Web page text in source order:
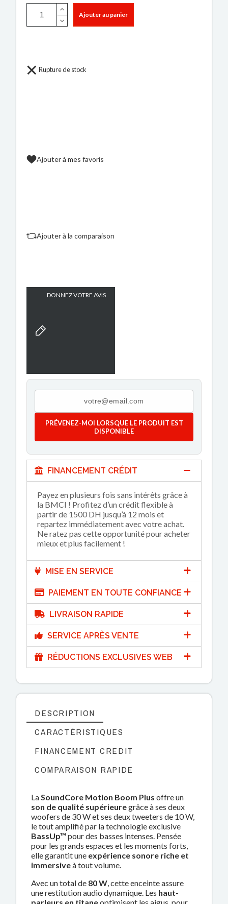
Ajouter au panier
Rupture de stock
Ajouter à mes favoris
Ajouter à la comparaison
DONNEZ VOTRE AVIS
PRÉVENEZ-MOI LORSQUE LE PRODUIT EST
DISPONIBLE
FINANCEMENT CRÉDIT
Payez en plusieurs fois sans intérêts grâce à
la BMCI ! Profitez d’un crédit flexible à
partir de 1500 DH jusqu’à 12 mois et
repartez immédiatement avec votre achat.
Ne ratez pas cette opportunité pour acheter
mieux et plus facilement !
MISE EN SERVICE
PAIEMENT EN TOUTE CONFIANCE
LIVRAISON RAPIDE
SERVICE APRÈS VENTE
RÉDUCTIONS EXCLUSIVES WEB
DESCRIPTION
CARACTÉRISTIQUES
FINANCEMENT CREDIT
COMPARAISON RAPIDE
LaSoundCore Motion Boom Plus offre un
son de qualité supérieuregrâce à ses deux
woofers de 30 W et ses deux tweeters de 10 W,
le tout amplifié par la technologie exclusive
BassUp™ pour des basses intenses. Pensée
pour les grands espaces et les moments forts,
elle garantit une expérience sonore riche et
immersiveà tout volume.
Avec un total de 80 W, cette enceinte assure
une restitution audio dynamique. Les haut-